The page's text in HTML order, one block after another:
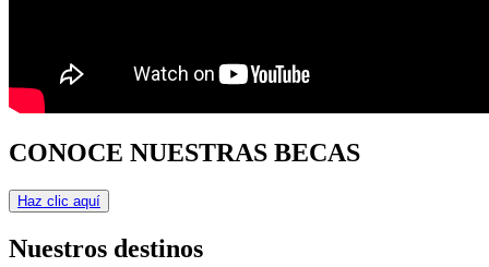
CONOCE NUESTRAS BECAS
Haz clic aquí
Nuestros destinos